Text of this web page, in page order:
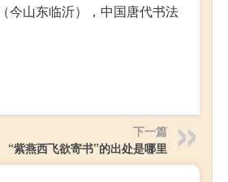
今山东临沂），中国唐代书法
下一篇
“紫燕西飞欲寄书”的出处是哪里